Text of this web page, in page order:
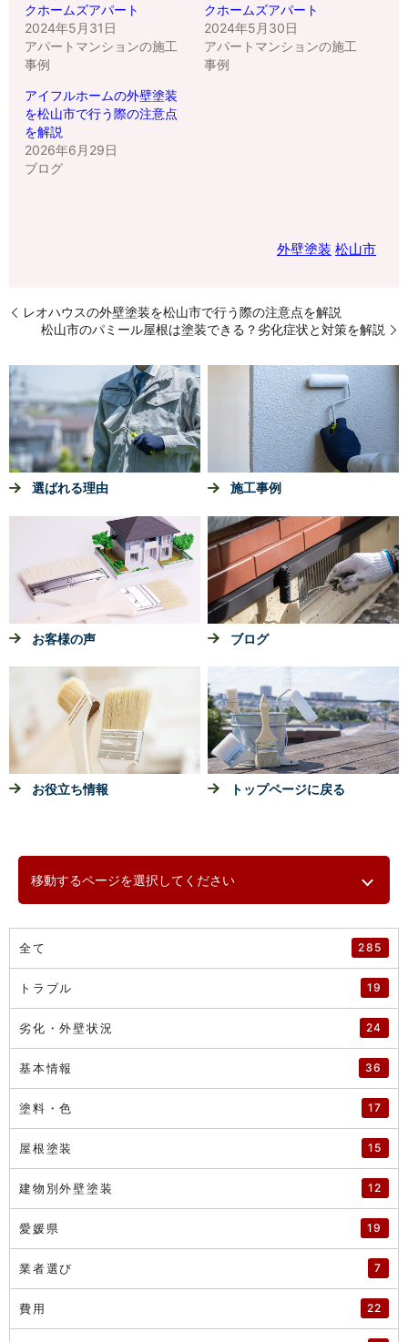
クホームズアパート
2024年5月31日
アパートマンションの施工
事例
クホームズアパート
2024年5月30日
アパートマンションの施工
事例
アイフルホームの外壁塗装
を松山市で行う際の注意点
を解説
2026年6月29日
ブログ
外壁塗装 松山市
レオハウスの外壁塗装を松山市で行う際の注意点を解説
松山市のパミール屋根は塗装できる？劣化症状と対策を解説
選ばれる理由 施工事例
お客様の声 ブログ
お役立ち情報 トップページに戻る
移動するページを選択してください
全て 285
トラブル 19
劣化・外壁状況 24
基本情報 36
塗料・色 17
屋根塗装 15
建物別外壁塗装 12
愛媛県 19
業者選び 7
費用 22